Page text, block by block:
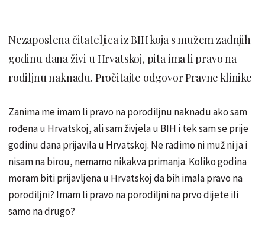
Nezaposlena čitateljica iz BIH koja s mužem zadnjih
godinu dana živi u Hrvatskoj, pita ima li pravo na
rodiljnu naknadu. Pročitajte odgovor Pravne klinike
Zanima me imam li pravo na porodiljnu naknadu ako sam
rođena u Hrvatskoj, ali sam živjela u BIH i tek sam se prije
godinu dana prijavila u Hrvatskoj. Ne radimo ni muž ni ja i
nisam na birou, nemamo nikakva primanja. Koliko godina
moram biti prijavljena u Hrvatskoj da bih imala pravo na
porodiljni? Imam li pravo na porodiljni na prvo dijete ili
samo na drugo?